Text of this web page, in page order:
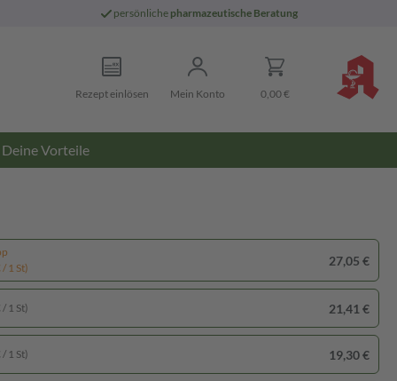
persönliche pharmazeutische Beratung
Rezept einlösen Mein Konto 0,00 €
Deine Vorteile
1 St)
27,05 €
1 St) 21,41 €
1 St) 19,30 €